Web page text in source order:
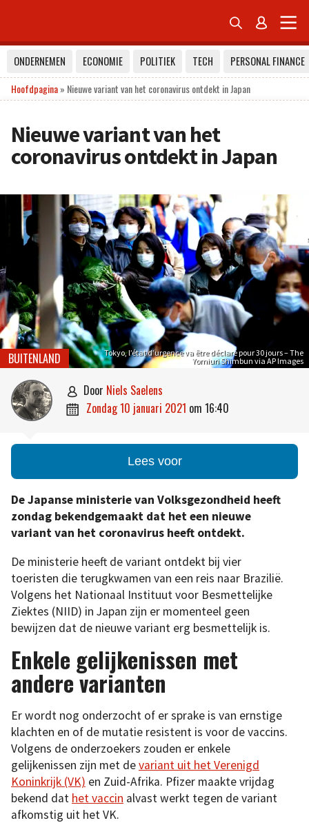
 
ONDERNEMEN ECONOMIE POLITIEK TECH
PERSONAL FINANCE
Hoofdpagina» Nieuwe variant van het coronavirus ontdekt in Japan
Nieuwe variant van het
coronavirus ontdekt in Japan
Tokyo, l’état d’urgence va être déclaré pour 30 jours – The
Yomiuri Shimbun via AP Images
BUITENLAND
 door Niels Saelens
 zondag 10 januari 2021 om 16:40
Lees voor
De Japanse ministerie van Volksgezondheid heeft
zondag bekendgemaakt dat het een nieuwe
variant van het coronavirus heeft ontdekt.
De ministerie heeft de variant ontdekt bij vier
toeristen die terugkwamen van een reis naar Brazilië.
Volgens het Nationaal Instituut voor Besmettelijke
Ziektes (NIID) in Japan zijn er momenteel geen
bewijzen dat de nieuwe variant erg besmettelijk is.
Enkele gelijkenissen met
andere varianten
Er wordt nog onderzocht of er sprake is van ernstige
klachten en of de mutatie resistent is voor de vaccins.
Volgens de onderzoekers zouden er enkele
gelijkenissen zijn met devariant uit het Verenigd
Koninkrijk (VK) en Zuid-Afrika. Pfizer maakte vrijdag
bekend dat het vaccin alvast werkt tegen de variant
afkomstig uit het VK.